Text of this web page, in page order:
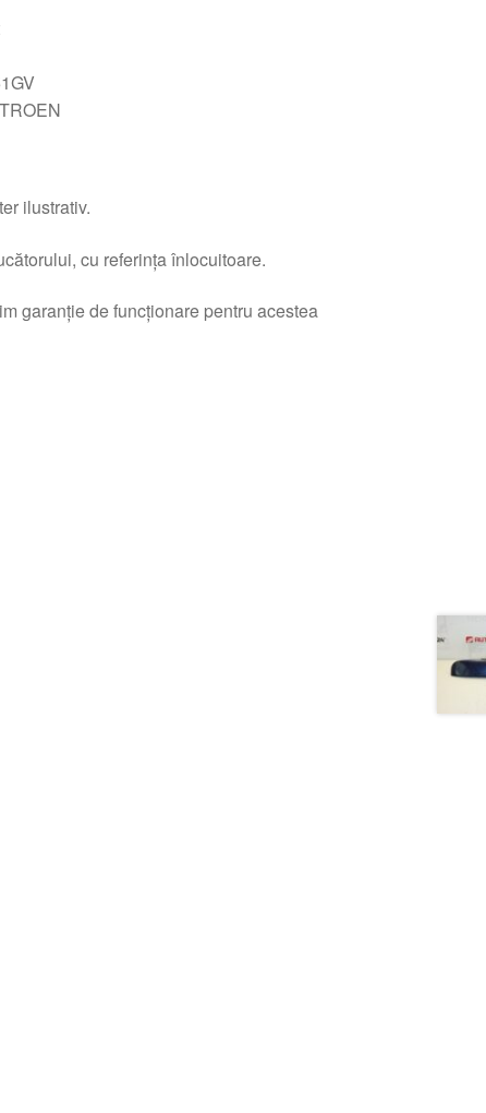
ilustrativ.
cu referința înlocuitoare.
garanție de funcționare pentru acestea